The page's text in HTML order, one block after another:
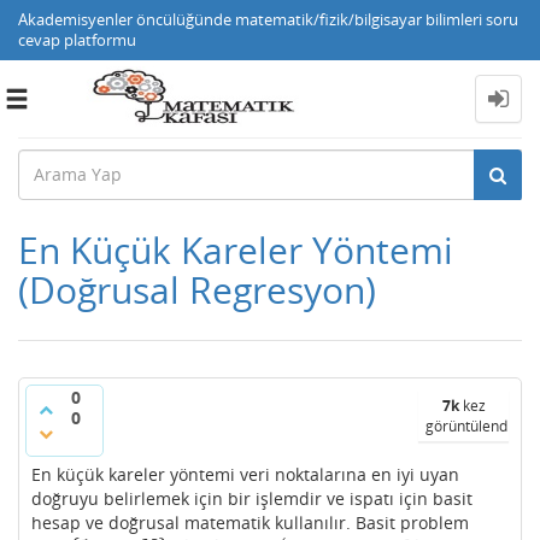
Akademisyenler öncülüğünde matematik/fizik/bilgisayar bilimleri soru
cevap platformu
Toggle
En Küçük Kareler Yöntemi
(Doğrusal Regresyon)
0
0
7kkez
görüntülendi
En küçük kareler yöntemi veri noktalarına en iyi uyan
doğruyu belirlemek için bir işlemdir ve ispatı için basit
hesap ve doğrusal matematik kullanılır. Basit problem